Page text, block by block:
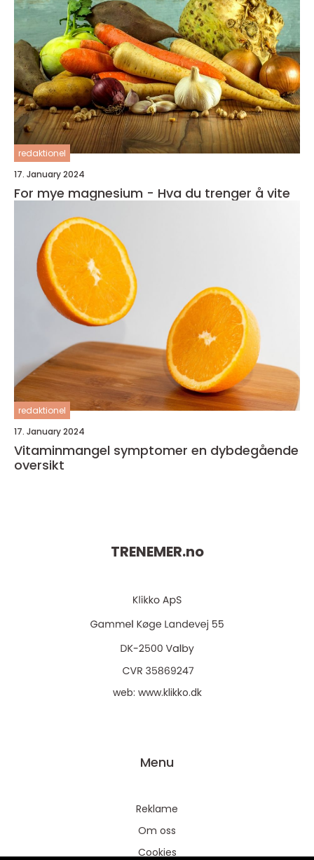
redaktionel
17. January 2024
For mye magnesium - Hva du trenger å vite
redaktionel
17. January 2024
Vitaminmangel symptomer en dybdegående
oversikt
TRENEMER.no
web: www.klikko.dk
Menu
Reklame
Om oss
Cookies